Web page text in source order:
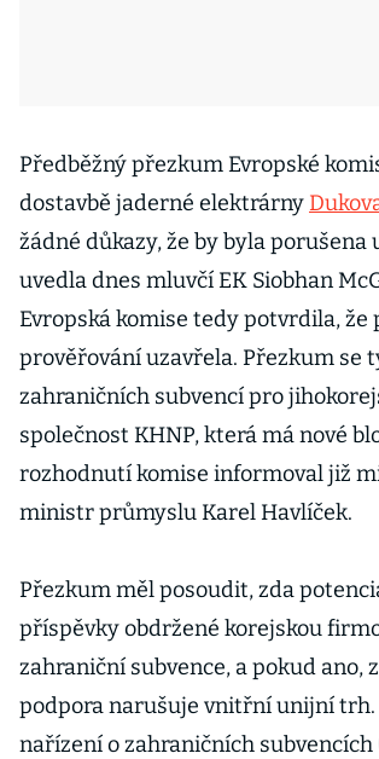
Předběžný přezkum Evropské
dostavbě jaderné elektrárny
žádné důkazy, že by byla
uvedla dnes mluvčí EK Siobhan
Evropská komise tedy potvrdila, že
prověřování uzavřela. Přezkum se
zahraničních subvencí pro
společnost KHNP, která má nové
rozhodnutí komise informoval již
ministr průmyslu Karel Havlíček.
Přezkum měl posoudit, zda
příspěvky obdržené korejskou
zahraniční subvence, a pokud ano,
podpora narušuje vnitřní unijní trh.
nařízení o zahraničních subvencích